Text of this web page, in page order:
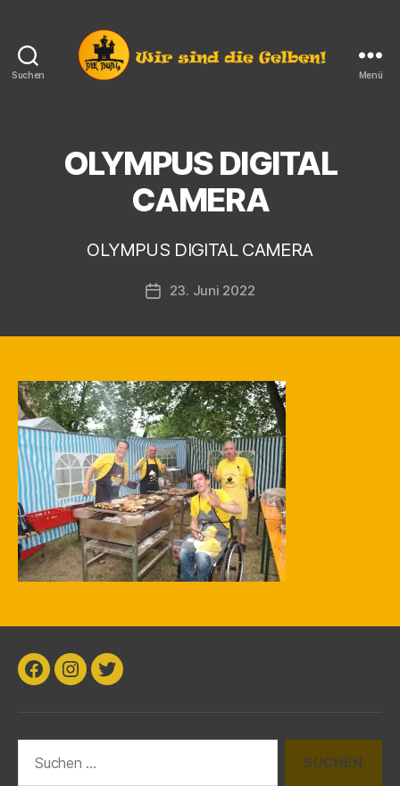
Suchen
Langendorf
Menü
OLYMPUS DIGITAL
CAMERA
OLYMPUS DIGITAL CAMERA
Beitragsautor
V
o
n
K
r
t
n
k
Veröffentlichungsdatum
23. Juni 2022
Facebook
Instagram
Twitter
nach: